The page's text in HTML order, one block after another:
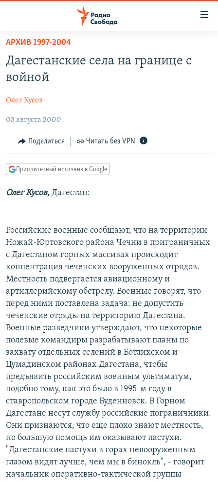
упрощенного
доступа
Вернуться
основному
Вернутся
главной
навигации
Вернутся
поиску
ПОДКАСТЫ
ЦИТАТЫ СВОБОДЫ
МНЕНИЯ
КУЛЬТУРА
IDEL.РЕАЛИИ
КАВКАЗ.РЕАЛИИ
СЕВЕР.РЕАЛИИ
РАСПИСАНИЕ ВЕЩАНИЯ
ПОДПИШИТЕСЬ НА РАССЫЛКУ
СОЦИАЛЬНЫЕ СЕТИ
Все сайты РСЕ/РС
АРХИВ 1997-2004
Дагестанские села на границе с
войной
Олег Кусов
03 августа 2000
Поделиться Читать без VPN
Приоритетный источник в Google
Олег Кусов, Дагестан:
Российские военные сообщают, что на территории
Ножай-Юртовского района Чечни в приграничных
с Дагестаном горных массивах происходит
концентрация чеченских вооруженных отрядов.
Местность подвергается авиационному и
артиллерийскому обстрелу. Военные говорят, что
перед ними поставлена задача: не допустить
чеченские отряды на территорию Дагестана.
Военные разведчики утверждают, что некоторые
полевые командиры разрабатывают планы по
захвату отдельных селений в Ботлихском и
Цумадинском районах Дагестана, чтобы
предъявить российским военным ультиматум,
подобно тому, как это было в 1995-м году в
ставропольском городе Буденновск. В Горном
Дагестане несут службу российские пограничники.
Они признаются, что еще плохо знают местность,
но большую помощь им оказывают пастухи.
"Дагестанские пастухи в горах невооруженным
глазом видят лучше, чем мы в бинокль", - говорит
начальник оперативно-тактической группы